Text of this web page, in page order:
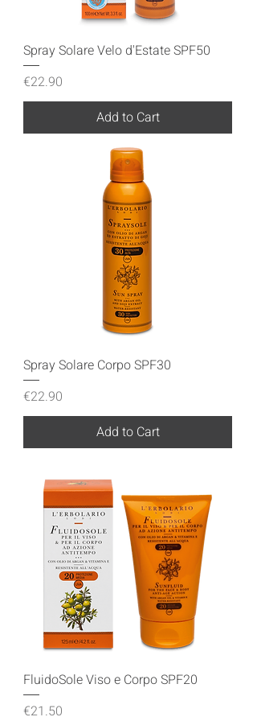
Spray Solare Velo d'Estate SPF50
Price
€22.90
Add to Cart
Spray Solare Corpo SPF30
Price
€22.90
Add to Cart
FluidoSole Viso e Corpo SPF20
Price
€21.50